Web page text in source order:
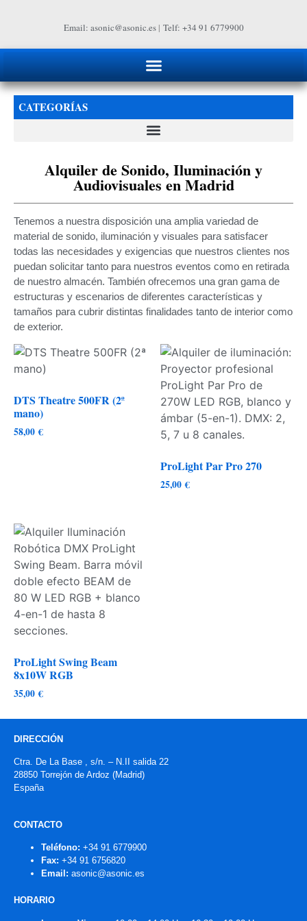
Email: asonic@asonic.es| Telf: +34 91 6779900
CATEGORÍAS
Alquiler de Sonido, Iluminación y
Audiovisuales en Madrid
Tenemos a nuestra disposición una amplia variedad de
material de sonido, iluminación y visuales para satisfacer
todas las necesidades y exigencias que nuestros clientes nos
puedan solicitar tanto para nuestros eventos como en retirada
de nuestro almacén. También ofrecemos una gran gama de
estructuras y escenarios de diferentes características y
tamaños para cubrir distintas finalidades tanto de interior como
de exterior.
DTS Theatre 500FR (2ª
mano)
58,00€
ProLight Par Pro 270
25,00€
ProLight Swing Beam
8x10W RGB
35,00€
DIRECCIÓN
Ctra. De La Base , s/n. – N.II salida 22
28850 Torrejón de Ardoz (Madrid)
España
CONTACTO
Teléfono: +34 91 6779900
Fax: +34 91 6756820
Email: asonic@asonic.es
HORARIO